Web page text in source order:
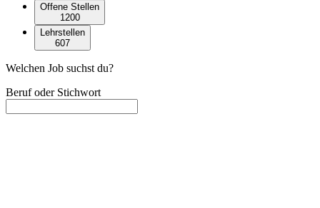
Offene Stellen
1200
Lehrstellen
607
Welchen Job suchst du?
Beruf oder Stichwort